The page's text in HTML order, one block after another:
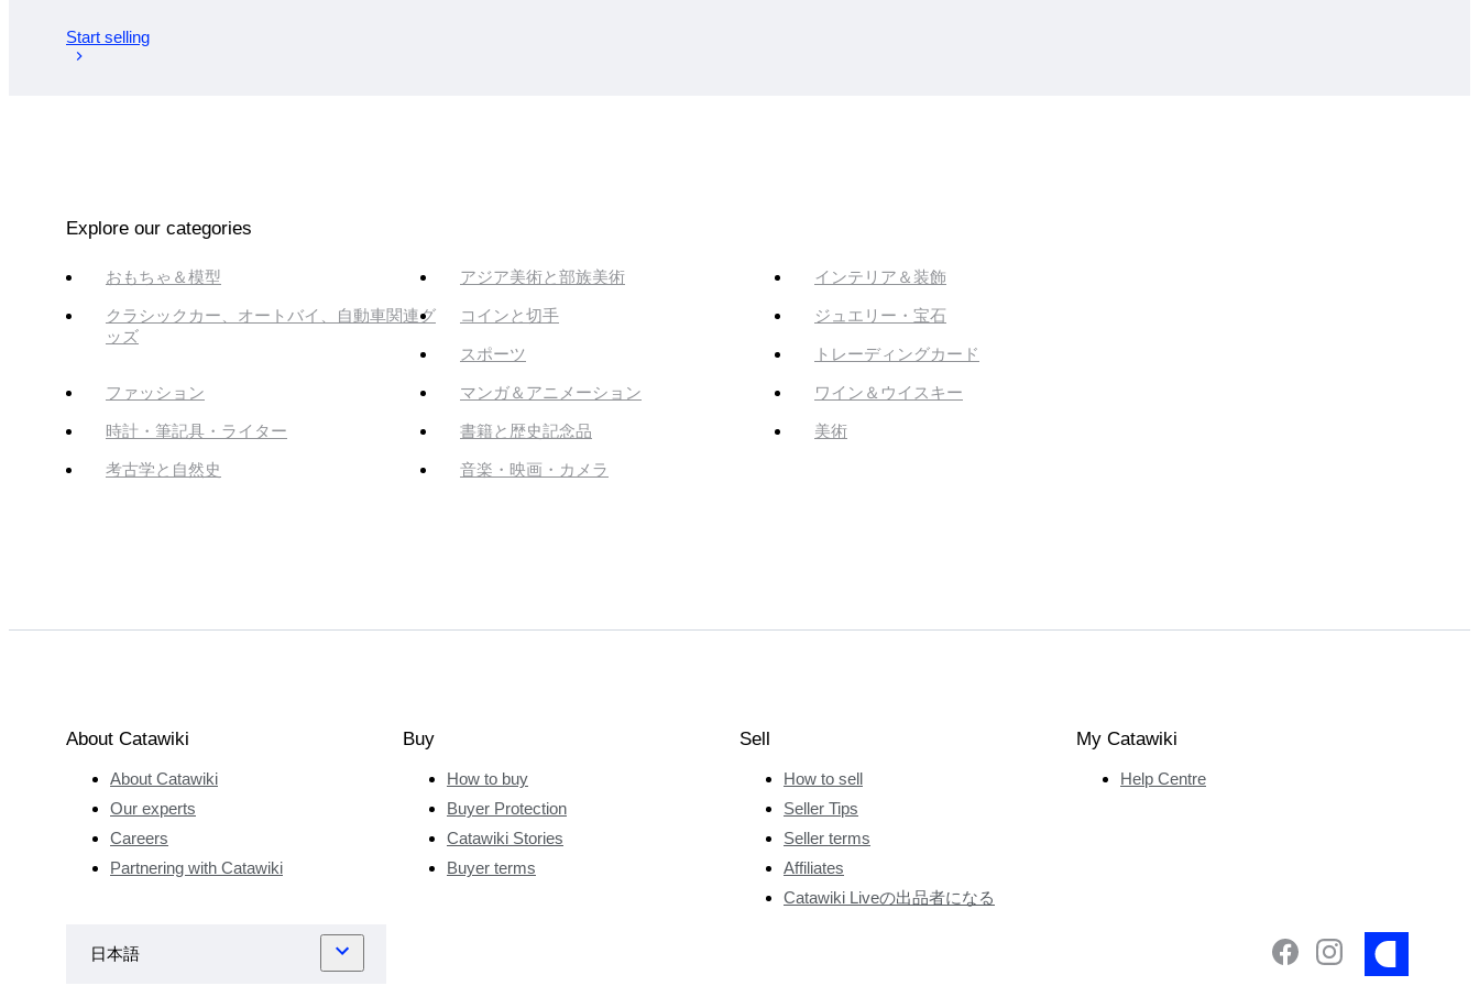
Start selling
Explore our categories
おもちゃ＆模型 アジア美術と部族美術 インテリア＆装飾
クラシックカー、オートバイ、自動車関連グ
ッズ
コインと切手 ジュエリー・宝石
スポーツ トレーディングカード
ファッション マンガ＆アニメーション ワイン＆ウイスキー
時計・筆記具・ライター 書籍と歴史記念品 美術
考古学と自然史 音楽・映画・カメラ
About Catawiki
About Catawiki
Our experts
Careers
Partnering with Catawiki
Buy
How to buy
Buyer Protection
Catawiki Stories
Buyer terms
Sell
How to sell
Seller Tips
Seller terms
Affiliates
Catawiki Liveの出品者になる
My Catawiki
Help Centre